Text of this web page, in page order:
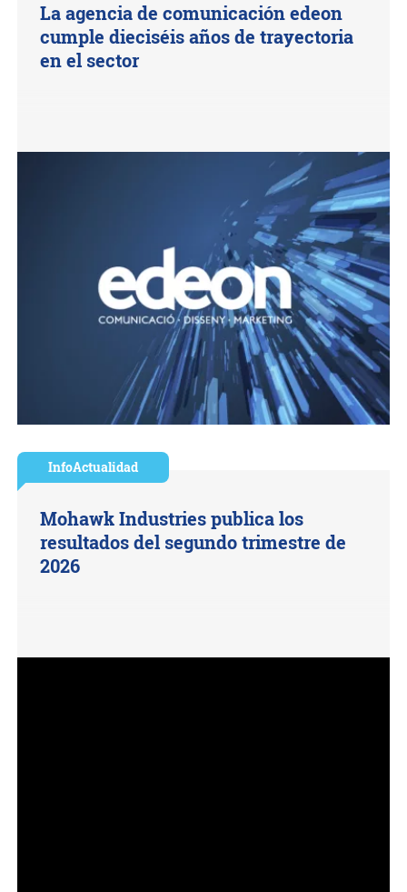
La agencia de comunicación edeon
cumple dieciséis años de trayectoria
en el sector
InfoActualidad
Mohawk Industries publica los
resultados del segundo trimestre de
2026